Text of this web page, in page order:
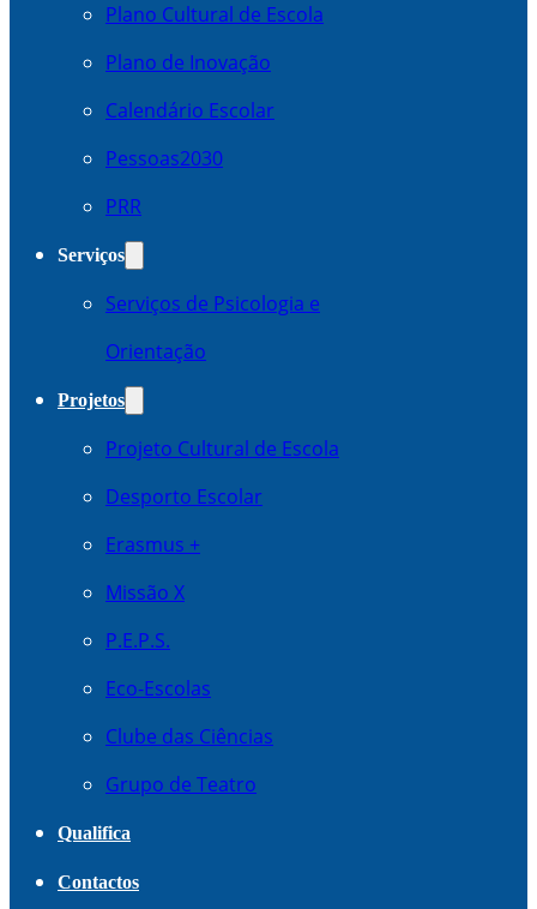
Plano Cultural de Escola
Plano de Inovação
Calendário Escolar
Pessoas2030
PRR
Serviços
Serviços de Psicologia e
Orientação
Projetos
Projeto Cultural de Escola
Desporto Escolar
Erasmus +
Missão X
P.E.P.S.
Eco-Escolas
Clube das Ciências
Grupo de Teatro
Qualifica
Contactos